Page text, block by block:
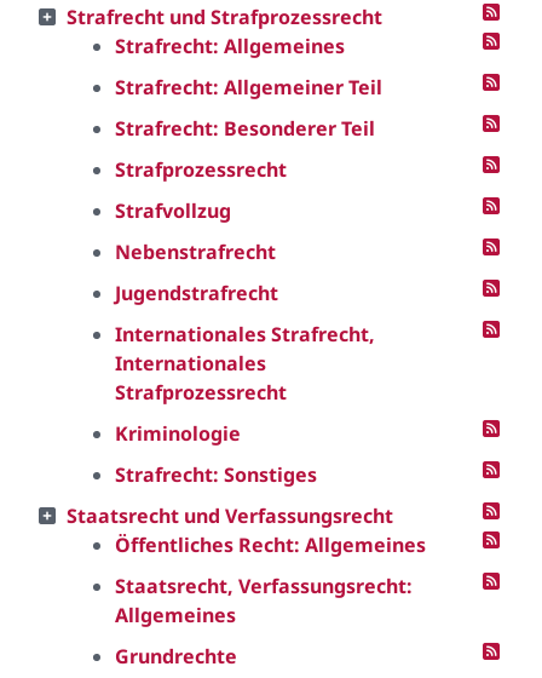
Strafrecht und Strafprozessrecht
Strafrecht: Allgemeines
Strafrecht: Allgemeiner Teil
Strafrecht: Besonderer Teil
Strafprozessrecht
Strafvollzug
Nebenstrafrecht
Jugendstrafrecht
Internationales Strafrecht,
Internationales
Strafprozessrecht
Kriminologie
Strafrecht: Sonstiges
Staatsrecht und Verfassungsrecht
Öffentliches Recht: Allgemeines
Staatsrecht, Verfassungsrecht:
Allgemeines
Grundrechte